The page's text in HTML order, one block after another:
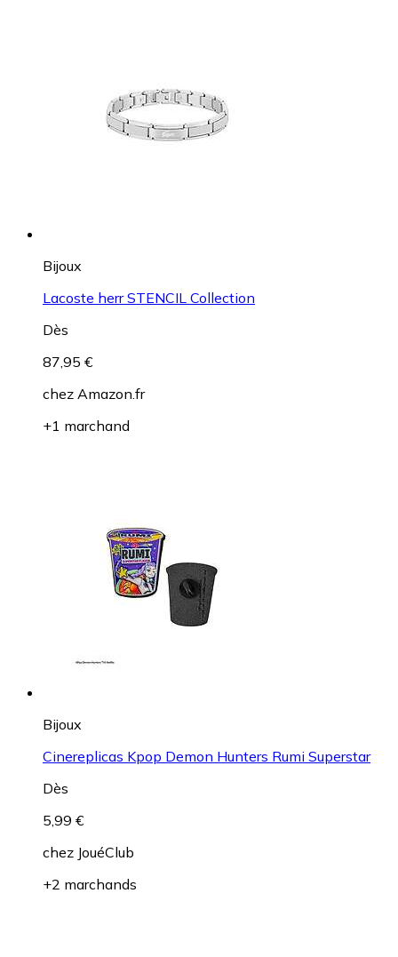
Bijoux
Lacoste herr STENCIL Collection
Dès
87,95 €
chez Amazon.fr
+1 marchand
Bijoux
Cinereplicas Kpop Demon Hunters Rumi Superstar
Dès
5,99 €
chez JouéClub
+2 marchands